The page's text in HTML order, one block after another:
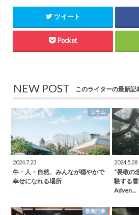
ツイート
Pocket
NEW POST このライターの最新記
コラム
2024.7.23
牛・人・自然、みんなが穏やかで
幸せになれる場所
2024.5.28
“畏敬の
験する
Adven…
最新記事